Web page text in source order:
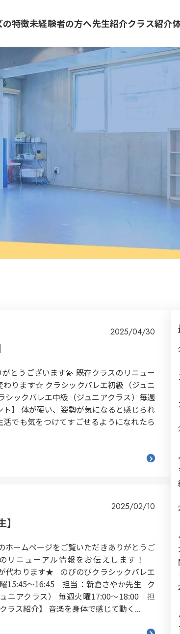
の特徴未経験者の方へ先生紹介クラス紹介
2025/04/30
とうございます💫 既存クラスのリニュー
ります☆ クラシックバレエ初級（ジュニ
ックバレエ中級（ジュニアクラス）毎週
】 体が硬い、姿勢が気になると感じられ
でも気をつけてすごせるようになれたら
2025/02/10
ホームページをご覧いただきありがとうご
リニューアル情報をお伝えします！
代わります★ のびのびクラシックバレエ
曜15:45～16:45 担当：新倉さやか先生 ク
ニアクラス） 毎週火曜17:00～18:00 担
ス紹介】 音楽を身体で感じて動く...